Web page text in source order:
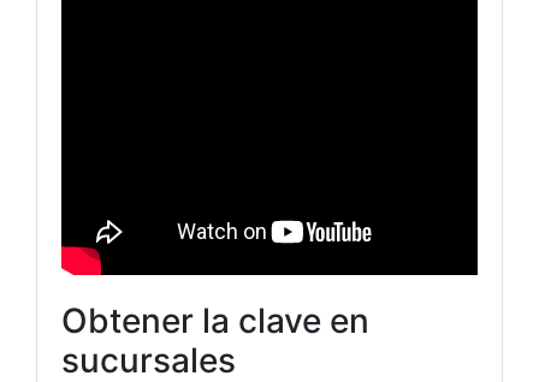
Obtener la clave en
sucursales